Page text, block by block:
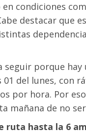
condiciones
destacar que
seguir porque
01 del lunes, con
por hora. Por
mañana de no
ruta hasta la 6 am